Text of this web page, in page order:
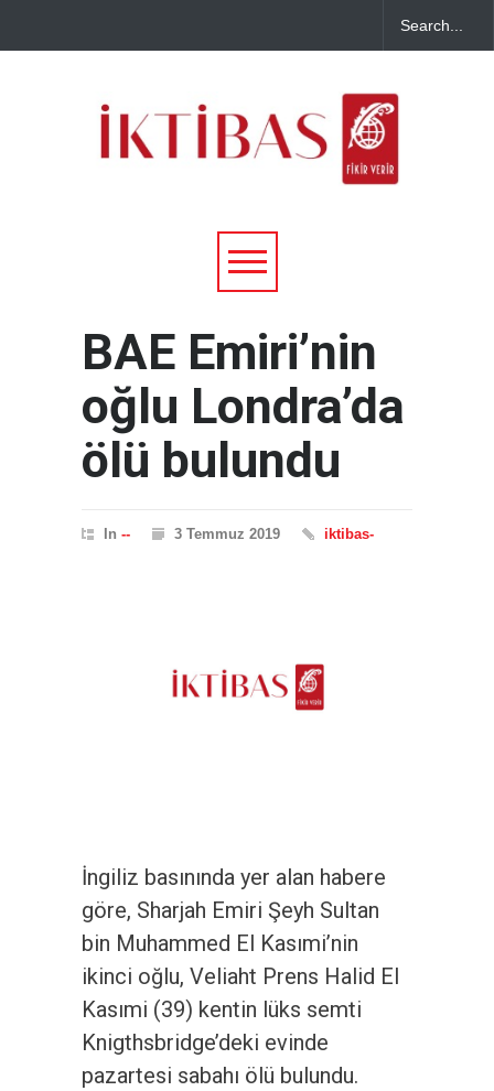
BAE Emiri’nin
oğlu Londra’da
ölü bulundu
In -- 3 Temmuz 2019 iktibas-
İngiliz basınında yer alan habere
göre, Sharjah Emiri Şeyh Sultan
bin Muhammed El Kasımi’nin
ikinci oğlu, Veliaht Prens Halid El
Kasımi (39) kentin lüks semti
Knigthsbridge’deki evinde
pazartesi sabahı ölü bulundu.